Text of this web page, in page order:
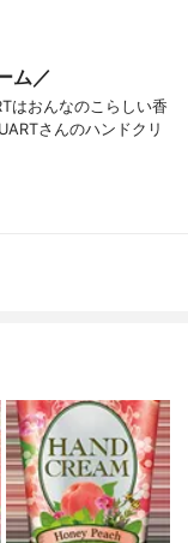
ム／
はおんなのこらしい香
さんのハンドクリ